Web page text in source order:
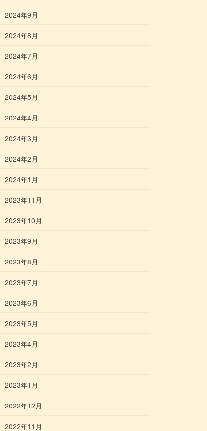
2024年9月
2024年8月
2024年7月
2024年6月
2024年5月
2024年4月
2024年3月
2024年2月
2024年1月
2023年11月
2023年10月
2023年9月
2023年8月
2023年7月
2023年6月
2023年5月
2023年4月
2023年2月
2023年1月
2022年12月
2022年11月